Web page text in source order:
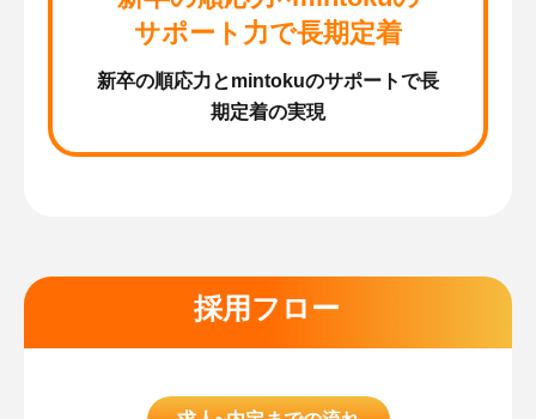
サポート力で長期定着
新卒の順応力とmintokuのサポートで長
期定着の実現
採用フロー